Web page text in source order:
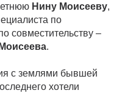
Нину Моисееву,
по
совместительству –
.
с землями бывшей
хотели